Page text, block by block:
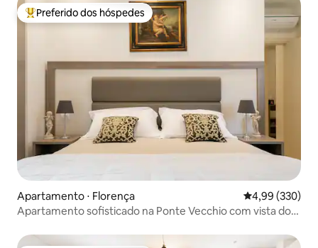
Entre os melhores preferidos dos hóspedes
Preferido dos hóspedes
Apartamento ⋅ Florença 4,99 de uma
4,99 (330)
Apartamento sofisticado na Ponte Vecchio com vista do